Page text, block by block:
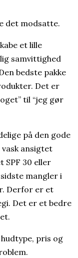
det modsatte.
et lille
samvittighed
bedste pakke
Det er
til “jeg gør
på den gode
ansigtet
SPF 30 eller
mangler i
Derfor er et
Det er et bedre
pris og